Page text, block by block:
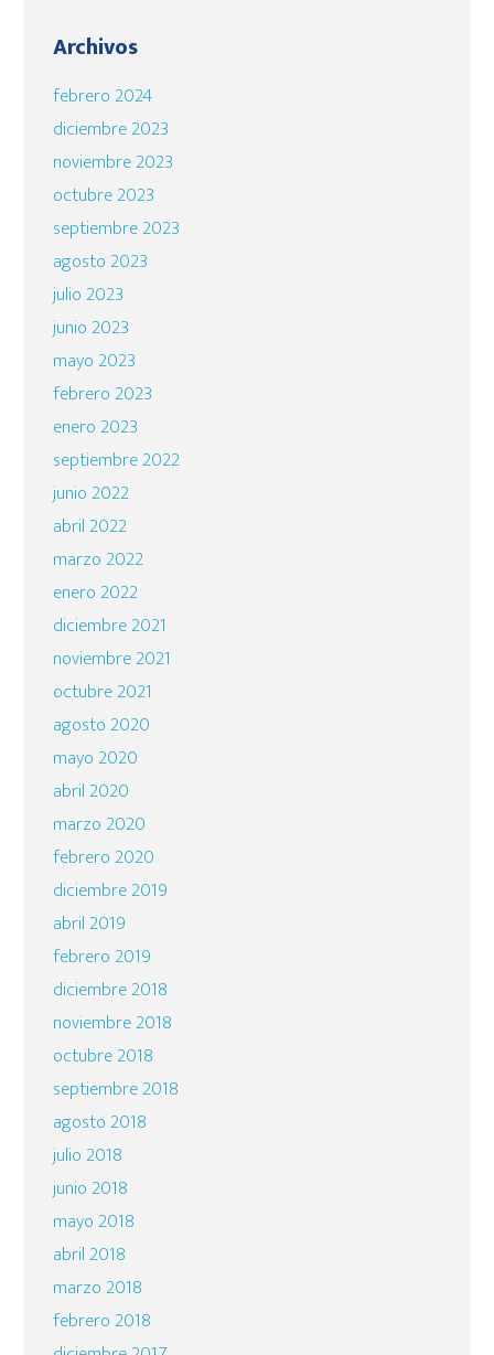
Archivos
febrero 2024
diciembre 2023
noviembre 2023
octubre 2023
septiembre 2023
agosto 2023
julio 2023
junio 2023
mayo 2023
febrero 2023
enero 2023
septiembre 2022
junio 2022
abril 2022
marzo 2022
enero 2022
diciembre 2021
noviembre 2021
octubre 2021
agosto 2020
mayo 2020
abril 2020
marzo 2020
febrero 2020
diciembre 2019
abril 2019
febrero 2019
diciembre 2018
noviembre 2018
octubre 2018
septiembre 2018
agosto 2018
julio 2018
junio 2018
mayo 2018
abril 2018
marzo 2018
febrero 2018